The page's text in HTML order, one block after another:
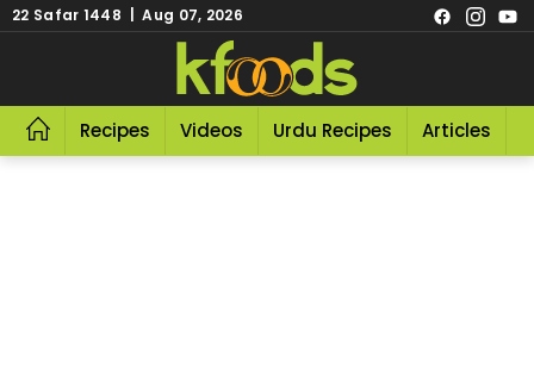
22 Safar 1448 | Aug 07, 2026
Recipes Videos Urdu Recipes Articles